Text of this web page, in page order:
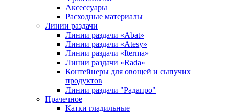
Аксессуары
Расходные материалы
Линии раздачи
Линии раздачи «Abat»
Линии раздачи «Atesy»
Линии раздачи «Iterma»
Линии раздачи «Rada»
Контейнеры для овощей и сыпучих
продуктов
Линии раздачи "Радапро"
Прачечное
Катки гладильные